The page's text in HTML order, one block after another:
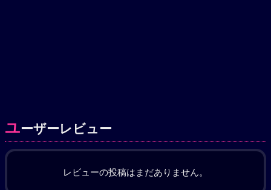
ユーザーレビュー
レビューの投稿はまだありません。